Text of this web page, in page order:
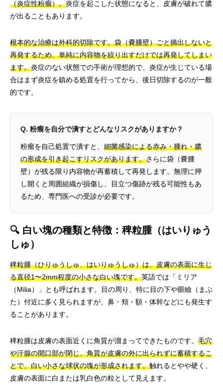
（炎症性粉瘤）。炎症を起こした状態になると、皮膚が破れて膿
が出ることもあります。
根本的な治療は外科的切除です。袋（嚢腫壁）ごと摘出しないと
再発するため、単純に内容物を絞り出すだけでは再発してしまい
ます。炎症のない状態での手術が理想的で、炎症が生じている場
合はまず炎症を鎮める処置を行ってから、後日切除するのが一般
的です。
Q. 粉瘤を自分で潰すとどんなリスクがありますか？
粉瘤を自己処置で潰すと、 細菌感染による赤み・腫れ・膿
の形成を引き起こすリスクがあります。さらに袋（嚢腫
壁）が残る限り内容物が再蓄積して再発します。無理に押
し開くと周囲組織が損傷し、目立つ傷跡が残る可能性もあ
るため、専門医への受診が必要です。
🔍 白い塊の種類と特徴：稗粒腫（はいりゅう
しゅ）
稗粒腫（ひりゅうしゅ、はいりゅうしゅ）は、皮膚の表面に生じ
る直径1〜2mm程度の小さな白い塊です。英語では「ミリア
（Milia）」とも呼ばれます。目の周り、特に目の下や眼瞼（まぶ
た）付近に多く見られますが、鼻・頬・額・体幹などにも発生す
ることがあります。
稗粒腫は皮膚の表面近くに角質が溜まってできたものです。 毛穴
や汗腺の開口部が閉じ、角質が皮膚の外に出られずに蓄積するこ
とで、白い小さな球状の塊が形成されます。触れるとやや硬く、
皮膚の表面に白または乳白色の粒として見えます。